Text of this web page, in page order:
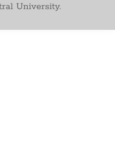
University.